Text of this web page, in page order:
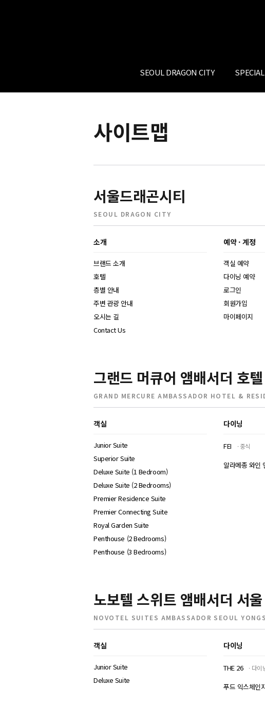
SEOUL DRAGON CITY
사이트맵
서울드래곤시티
SEOUL DRAGON CITY
소개
브랜드 소개
호텔
층별 안내
주변 관광 안내
오시는 길
Contact Us
예약 · 계정
객실 예약
다이닝 예약
로그인
회원가입
마이페이지
그랜드 머큐어 앰배서더 호
GRAND MERCURE AMBASSADOR HOTEL &
객실
Junior Suite
Superior Suite
Deluxe Suite (1 Bedroom)
Deluxe Suite (2 Bedrooms)
Premier Residence Suite
Premier Connecting Suite
Royal Garden Suite
Penthouse (2 Bedrooms)
Penthouse (3 Bedrooms)
다이닝
FEI 중식
알라메종 와인
노보텔 스위트 앰배서더 서
NOVOTEL SUITES AMBASSADOR SEOUL
객실
Junior Suite
Deluxe Suite
다이닝
THE 26 다이
푸드 익스체인